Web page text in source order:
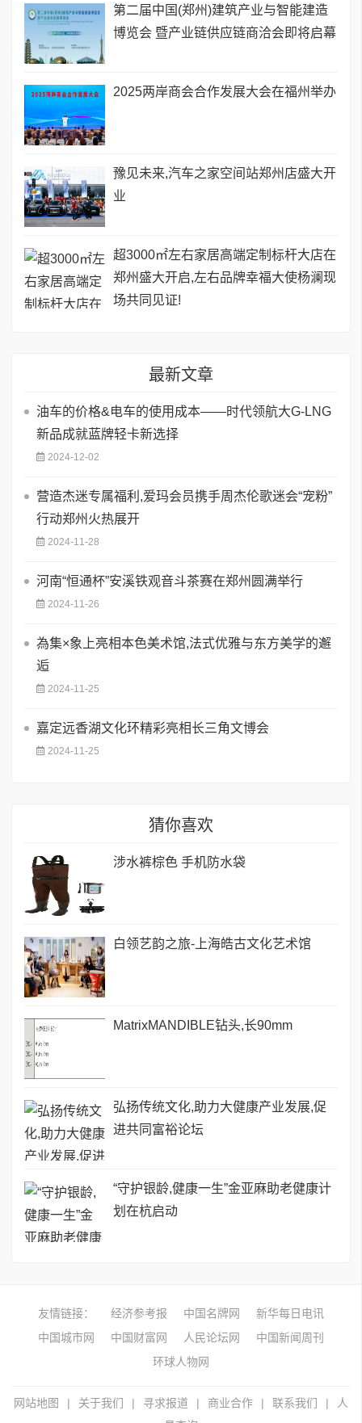
第二届中国(郑州)建筑产业与智能建造
博览会 暨产业链供应链商洽会即将启幕
2025两岸商会合作发展大会在福州举办
豫见未来,汽车之家空间站郑州店盛大开
业
超3000㎡左右家居高端定制标杆大店在
郑州盛大开启,左右品牌幸福大使杨澜现
场共同见证!
最新文章
​油车的价格&电车的使用成本——时代领航大G-LNG
新品成就蓝牌轻卡新选择
2024-12-02
营造杰迷专属福利,爱玛会员携手周杰伦歌迷会“宠粉”
行动郑州火热展开
2024-11-28
河南“恒通杯”安溪铁观音斗茶赛在郑州圆满举行
2024-11-26
為集×象上亮相本色美术馆,法式优雅与东方美学的邂
逅
2024-11-25
嘉定远香湖文化环精彩亮相长三角文博会
2024-11-25
猜你喜欢
涉水裤棕色 手机防水袋
白领艺韵之旅-上海皓古文化艺术馆
MatrixMANDIBLE钻头,长90mm
弘扬传统文化,助力大健康产业发展,促
进共同富裕论坛
“守护银龄,健康一生”金亚麻助老健康计
划在杭启动
友情链接： 经济参考报 中国名牌网
新华每日电讯
中国城市网
中国财富网 人民论坛网
中国新闻周刊
环球人物网
网站地图 | 关于我们 | 寻求报道 | 商业合作 | 联系我们 |
人